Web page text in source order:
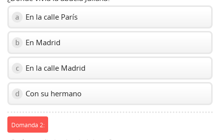
a En la calle París
b En Madrid
c En la calle Madrid
d Con su hermano
Domanda 2: